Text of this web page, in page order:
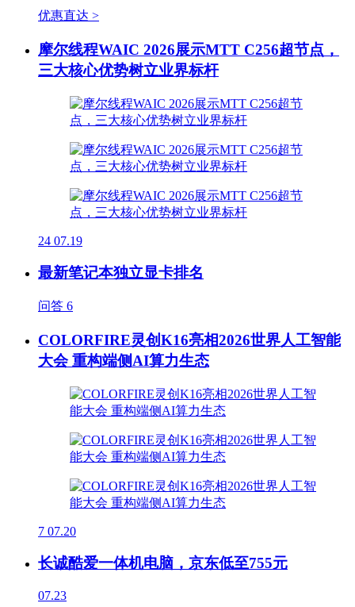
优惠直达 >
摩尔线程WAIC 2026展示MTT C256超节点，
三大核心优势树立业界标杆
24 07.19
最新笔记本独立显卡排名
问答 6
COLORFIRE灵创K16亮相2026世界人工智能
大会 重构端侧AI算力生态
7 07.20
长诚酷爱一体机电脑，京东低至755元
07.23